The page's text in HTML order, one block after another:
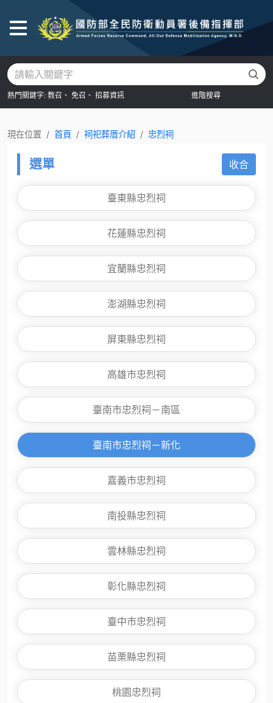
熱門關鍵字: 教召、 免召、 招募資訊 進階搜尋
現在位置 首頁 祠祀葬厝介紹 忠烈祠
選單 收合
臺東縣忠烈祠
花蓮縣忠烈祠
宜蘭縣忠烈祠
澎湖縣忠烈祠
屏東縣忠烈祠
高雄市忠烈祠
臺南市忠烈祠－南區
臺南市忠烈祠－新化
嘉義市忠烈祠
南投縣忠烈祠
雲林縣忠烈祠
彰化縣忠烈祠
臺中市忠烈祠
苗栗縣忠烈祠
桃園忠烈祠